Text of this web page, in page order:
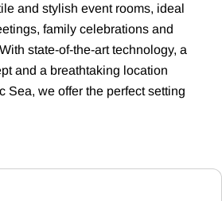
and stylish event rooms, ideal
family celebrations and
state-of-the-art technology, a
and a breathtaking location
Sea, we offer the perfect setting